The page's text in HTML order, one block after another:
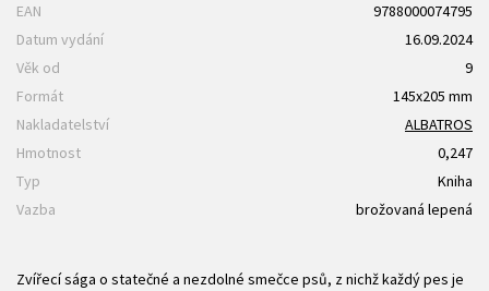
EAN
9788000074795
Datum vydání
16.09.2024
Věk od
9
Formát
145x205 mm
Nakladatelství
ALBATROS
Hmotnost
0,247
Typ
Kniha
Vazba
brožovaná lepená
Zvířecí sága o statečné a nezdolné smečce psů, z nichž každý pes je